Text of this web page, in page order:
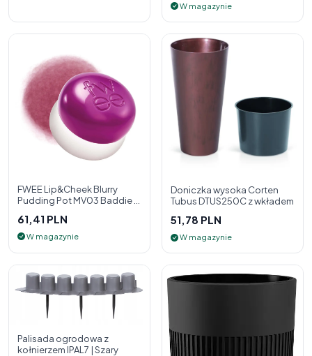
W magazynie
FWEE Lip&Cheek Blurry
Pudding Pot MV03 Baddie 5
policzk
61,41 PLN
W magazynie
Doniczka wysoka Corten
Tubus DTUS250C z wkładem
51,78 PLN
W magazynie
Palisada ogrodowa z
kołnierzem IPAL7 | Szary